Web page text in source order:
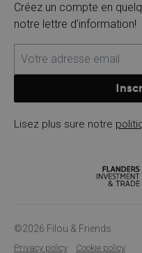
Créez un compte en
notre lettre d'information!
Lisez plus sure notre
©2026 Filou & Friends
Privacy policy Cookie policy